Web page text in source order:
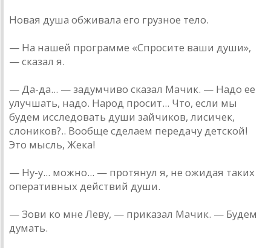
Новая душа обживала его грузное тело.
— На нашей программе «Спросите ваши души»,
— сказал я.
— Да-да... — задумчиво сказал Мачик. — Надо ее
улучшать, надо. Народ просит... Что, если мы
будем исследовать души зайчиков, лисичек,
слоников?.. Вообще сделаем передачу детской!
Это мысль, Жека!
— Ну-у... можно... — протянул я, не ожидая таких
оперативных действий души.
— Зови ко мне Леву, — приказал Мачик. — Будем
думать.